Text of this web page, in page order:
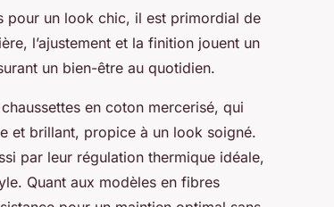
pour un look chic, il est primordial de
l’ajustement et la finition jouent un
un bien-être au quotidien.
en coton mercerisé, qui
et brillant, propice à un look soigné.
par leur régulation thermique idéale,
Quant aux modèles en fibres